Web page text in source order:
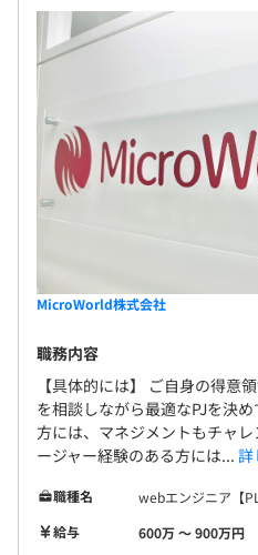
MicroWorld株式会社
職務内容
【具体的には】 ご自身の得意
を相談しながら最適なPJを決
方には、マネジメントもチャ
ージャー経験のある方には... 詳
職種名
webエンジニア【
給与
600万 〜 900万円